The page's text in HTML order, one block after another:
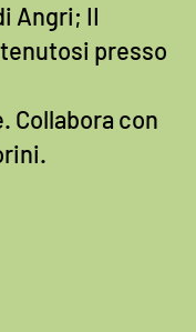
Angri; II
presso
Collabora con